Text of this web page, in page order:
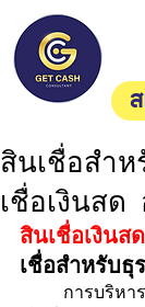
สินเชื่อสำ
เชื่อเงินส
สินเชื่อเงิน
เชื่อสำหรับธุ